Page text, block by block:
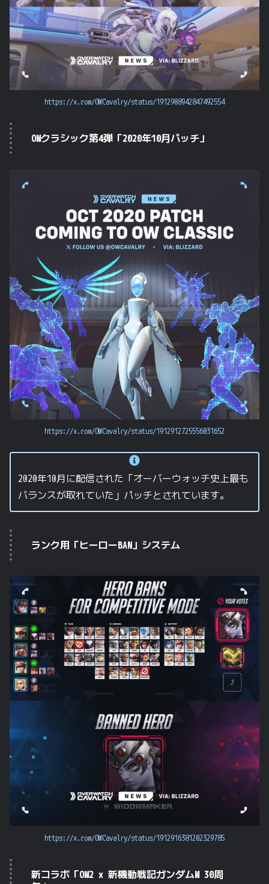
https://x.com/OWCavalry/status/1912908942847492554
OWクラシック第4弾「2020年10月パッチ」
https://x.com/OWCavalry/status/1912912725556031652
2020年10月に配信された「オーバーウォッチ史上最も
バランスが取れていた」パッチとされています。
ランク用「ヒーローBAN」システム
https://x.com/OWCavalry/status/1912916381202329785
新コラボ「OW2 x 新機動戦記ガンダムW 30周